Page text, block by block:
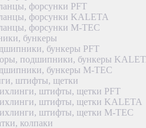
форсунки PFT
форсунки KALETA
форсунки M-TEC
бункеры
бункеры PFT
подшипники, бункеры
бункеры M-TEC
штифты, щетки
штифты, щетки PFT
штифты, щетки KALETA
штифты, щетки M-TEC
колпаки